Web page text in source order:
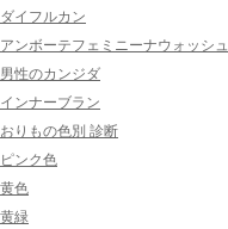
ダイフルカン
アンボーテフェミニーナウォッシュ
男性のカンジダ
インナーブラン
おりもの色別 診断
ピンク色
黄色
黄緑